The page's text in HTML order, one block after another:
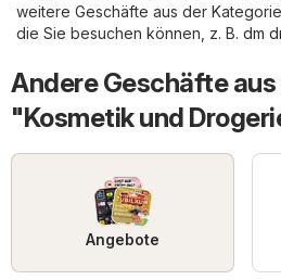
weitere Geschäfte aus der Kategorie
die Sie besuchen können, z. B. dm
Andere Geschäfte
"Kosmetik und
Angebote